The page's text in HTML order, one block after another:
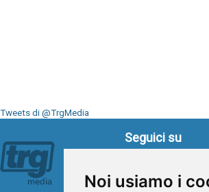
Noi usiamo i
Tweets di @TrgMedia
Seguici su